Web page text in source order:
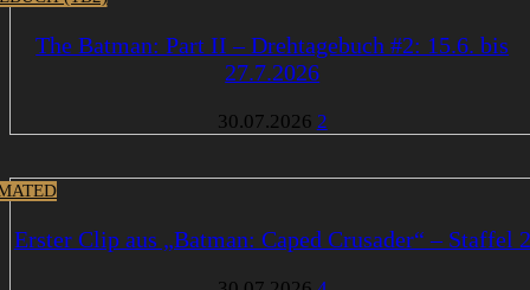
The Batman: Part II – Drehtagebuch #2: 15.6. bis
27.7.2026
30.07.2026 2
Erster Clip aus „Batman: Caped Crusader“ – Staffel 2